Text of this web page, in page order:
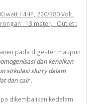
watt / 4HP, 220/380 Volt,
: 13 meter, Outlet :
pada digester maupun
dan kenaikan
sirkulasi slurry dalam
dan cair .
dikembalikan kedalam